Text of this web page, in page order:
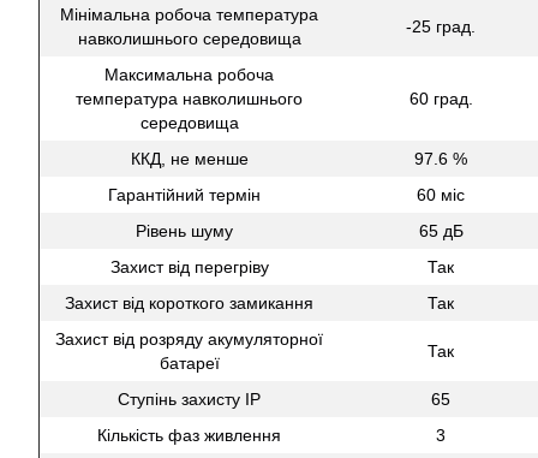
Мінімальна робоча температура
навколишнього середовища
-25 град.
Максимальна робоча
температура навколишнього
середовища
60 град.
ККД, не менше
97.6 %
Гарантійний термін
60 міс
Рівень шуму
65 дБ
Захист від перегріву
Так
Захист від короткого замикання
Так
Захист від розряду акумуляторної
батареї
Так
Ступінь захисту IP
65
Кількість фаз живлення
3